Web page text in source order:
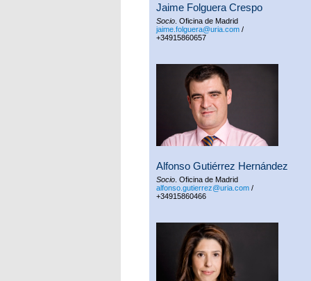
Jaime Folguera Crespo
Socio . Oficina de Madrid
jaime.folguera@uria.com /
+34915860657
Alfonso Gutiérrez Hernández
Socio . Oficina de Madrid
alfonso.gutierrez@uria.com /
+34915860466